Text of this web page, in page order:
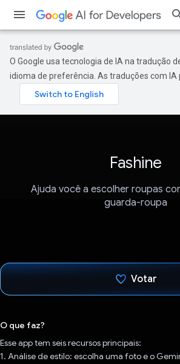
O Google usa tecnologia de IA na tradução
idioma de preferência. As traduções com IA
Fashine
Ajuda você a escolher roupas
guarda-roupa
Votar
O que faz?
Esse app tem seis recursos principais:
1. Análise de estilo: escolha uma foto e o